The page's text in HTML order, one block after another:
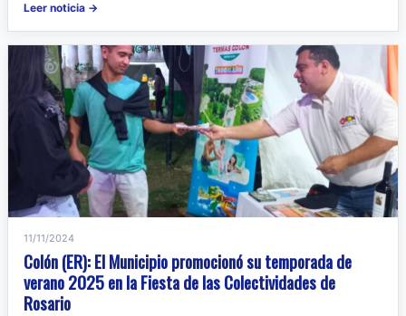
Leer noticia →
11/11/2024
Colón (ER): El Municipio promocionó su temporada de
verano 2025 en la Fiesta de las Colectividades de
Rosario